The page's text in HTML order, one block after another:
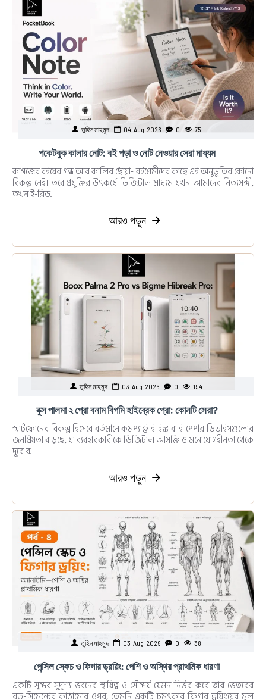
তুহিন মাহমুদ 04 Aug 2026 0 75
পকেটবুক কালার নোট: বই পড়া ও নোট নেওয়ার সেরা মাধ্যম
কাগজের বইয়ের গন্ধ আর কালির ছোঁয়া- বইপ্রেমীদের কাছে এই অনুভূতির কোনো
বিকল্প নেই। তবে প্রযুক্তির উৎকর্ষে ডিজিটাল মাধ্যম যখন আমাদের নিত্যসঙ্গী,
তখন ই-রিড..
আরও পড়ুন
তুহিন মাহমুদ 03 Aug 2026 0 194
বুক্স পালমা ২ প্রো বনাম বিগমি হাইব্রেক প্রো: কোনটি সেরা?
স্মার্টফোনের বিকল্প হিসেবে বর্তমানে কমপ্যাক্ট ই-ইঙ্ক বা ই-পেপার ডিভাইসগুলোর
জনপ্রিয়তা বাড়ছে, যা ব্যবহারকারীকে ডিজিটাল আসক্তি ও মনোযোগহীনতা থেকে
দূরে র..
আরও পড়ুন
তুহিন মাহমুদ 03 Aug 2026 0 38
পেন্সিল স্কেচ ও ফিগার ড্রয়িং: পেশি ও অস্থির প্রাথমিক ধারণা
একটি সুন্দর সুদৃশ্য ভবনের স্থায়িত্ব ও সৌন্দর্য যেমন নির্ভর করে তার ভেতরের
রড-সিমেন্টের কাঠামোর ওপর, তেমনি একটি চমৎকার ফিগার ড্রয়িংয়ের মূল